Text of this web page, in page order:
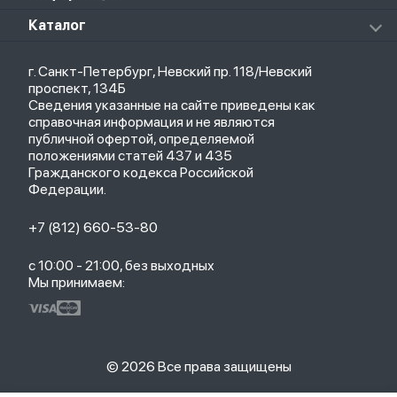
Стилусы
Товары для детей
Саундбары
Мониторы
ТВ-приставки
Чехлы
Рюкзаки
Кабели
Зарядные устройства
О магазине
Политика конфиденциальности
Оплата и доставка
Партнерская программа
Гарантия
Обмен и возврат
Бонусы
Trade-in
Каталог
Новые поступления
Популярное
Акции
г. Санкт-Петербург, Невский пр. 118/Невский
проспект, 134Б
Сведения указанные на сайте приведены как
справочная информация и не являются
публичной офертой, определяемой
положениями статей 437 и 435
Гражданского кодекса Российской
Федерации.
+7 (812) 660-53-80
с 10:00 - 21:00, без выходных
Мы принимаем:
© 2026 Все права защищены